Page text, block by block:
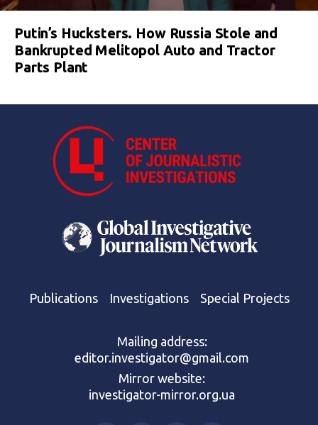
Putin’s Hucksters. How Russia Stole and
Bankrupted Melitopol Auto and Tractor
Parts Plant
Publications Investigations Special Projects
Mailing address:
editor.investigator@gmail.com
Mirror website:
investigator-mirror.org.ua